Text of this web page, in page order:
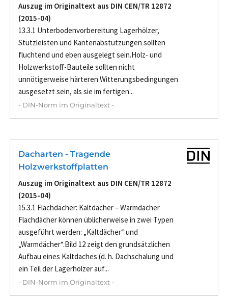
Auszug im Originaltext aus DIN CEN/TR 12872
(2015-04)
13.3.1 Unterbodenvorbereitung Lagerhölzer,
Stützleisten und Kantenabstützungen sollten
fluchtend und eben ausgelegt sein.Holz- und
Holzwerkstoff-Bauteile sollten nicht
unnötigerweise härteren Witterungsbedingungen
ausgesetzt sein, als sie im fertigen...
- DIN-Norm im Originaltext -
Dacharten - Tragende
Holzwerkstoffplatten
Auszug im Originaltext aus DIN CEN/TR 12872
(2015-04)
15.3.1 Flachdächer: Kaltdächer – Warmdächer
Flachdächer können üblicherweise in zwei Typen
ausgeführt werden: „Kaltdächer“ und
„Warmdächer“.Bild 12 zeigt den grundsätzlichen
Aufbau eines Kaltdaches (d. h. Dachschalung und
ein Teil der Lagerhölzer auf...
- DIN-Norm im Originaltext -